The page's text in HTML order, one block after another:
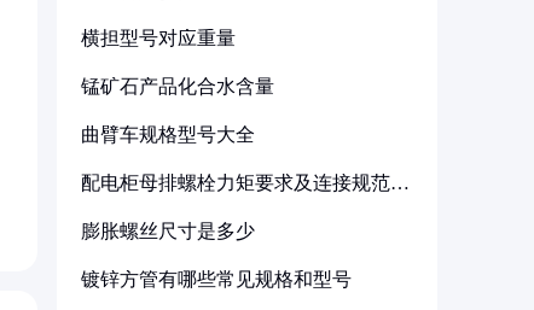
横担型号对应重量
锰矿石产品化合水含量
曲臂车规格型号大全
配电柜母排螺栓力矩要求及连接规范详
膨胀螺丝尺寸是多少
镀锌方管有哪些常见规格和型号